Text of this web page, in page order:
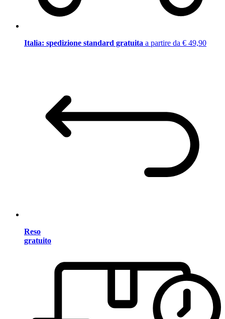
Italia: spedizione standard gratuita a partire da € 49,90
Reso
gratuito